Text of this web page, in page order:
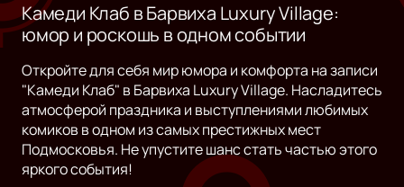
Камеди Клаб в Барвиха Luxury Village:
юмор и роскошь в одном событии
Откройте для себя мир юмора и комфорта на записи
"Камеди Клаб" в Барвиха Luxury Village. Насладитесь
атмосферой праздника и выступлениями любимых
комиков в одном из самых престижных мест
Подмосковья. Не упустите шанс стать частью этого
яркого события!